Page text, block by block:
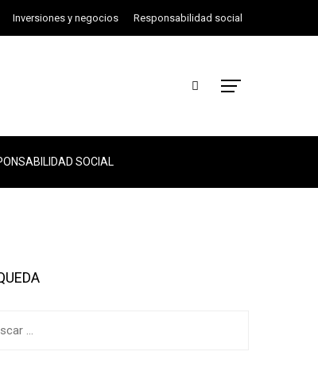
Inversiones y negocios Responsabilidad social
SOCIAL